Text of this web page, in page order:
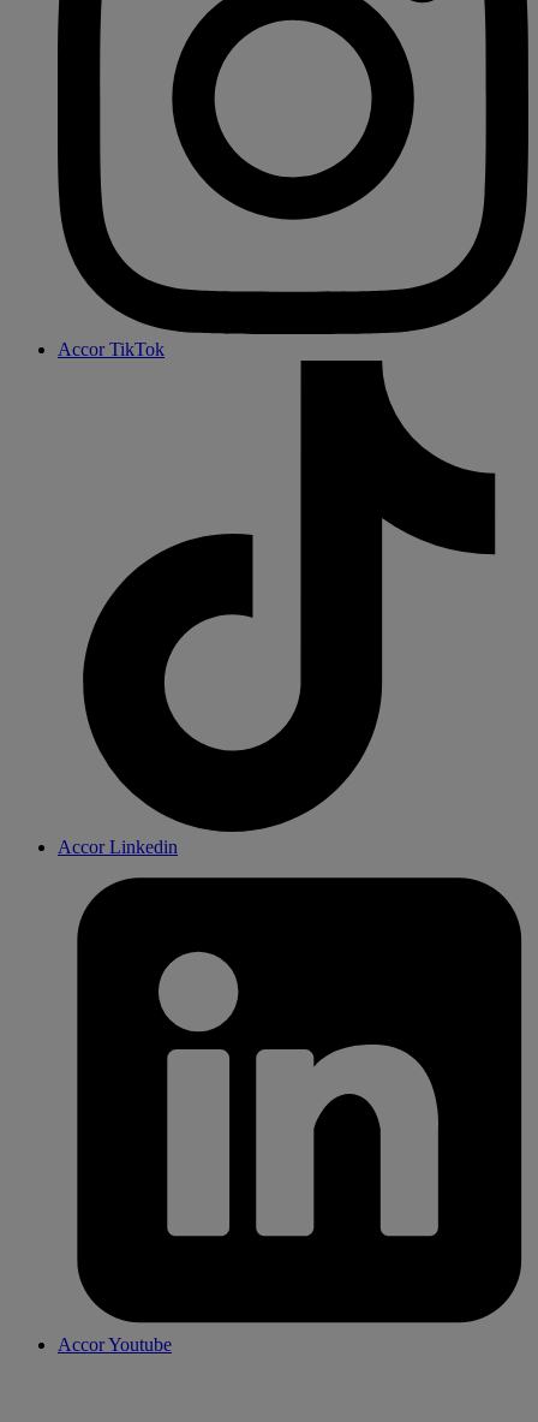
Accor TikTok
Accor Linkedin
Accor Youtube